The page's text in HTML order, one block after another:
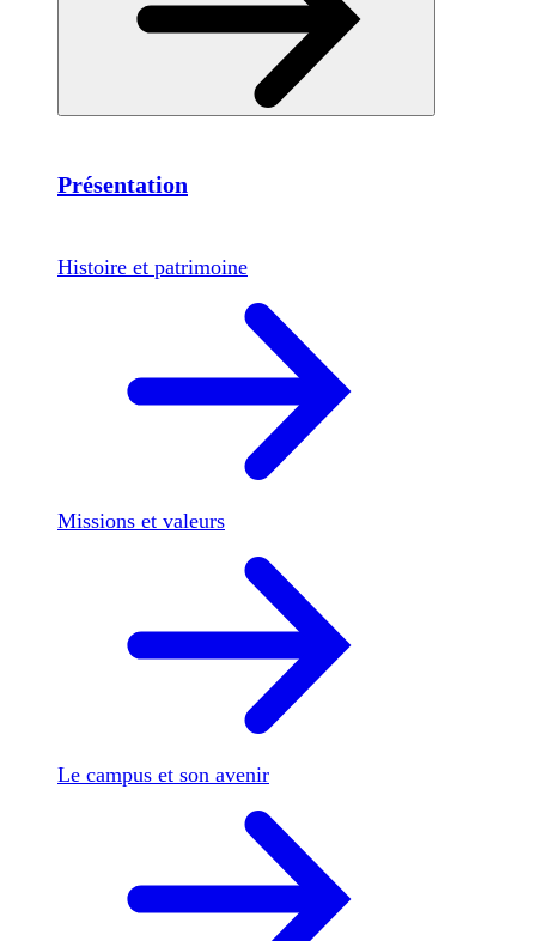
Présentation
Histoire et patrimoine
Missions et valeurs
Le campus et son avenir